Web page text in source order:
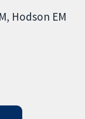
Hodson EM